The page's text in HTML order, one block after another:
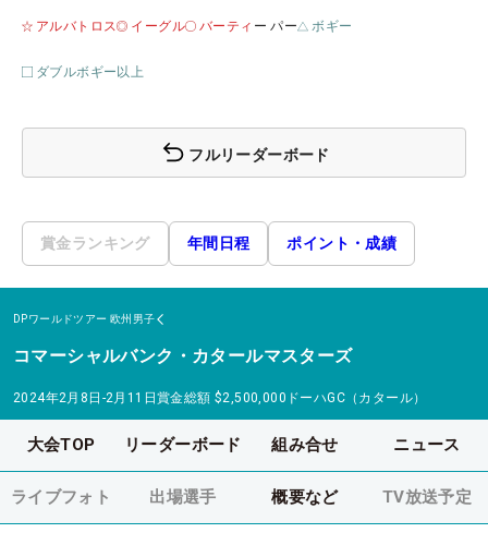
アルバトロス イーグル バーティ ー パー ボギー
ダブルボギー以上
フルリーダーボード
賞金ランキング 年間日程 ポイント・成績
DPワールドツアー 欧州男子
コマーシャルバンク・カタールマスターズ
2024年2月8日-2月11日賞金総額 $2,500,000 ドーハGC（カタール）
大会TOP リーダーボード 組み合せ ニュース
ライブフォト 出場選手 概要など TV放送予定